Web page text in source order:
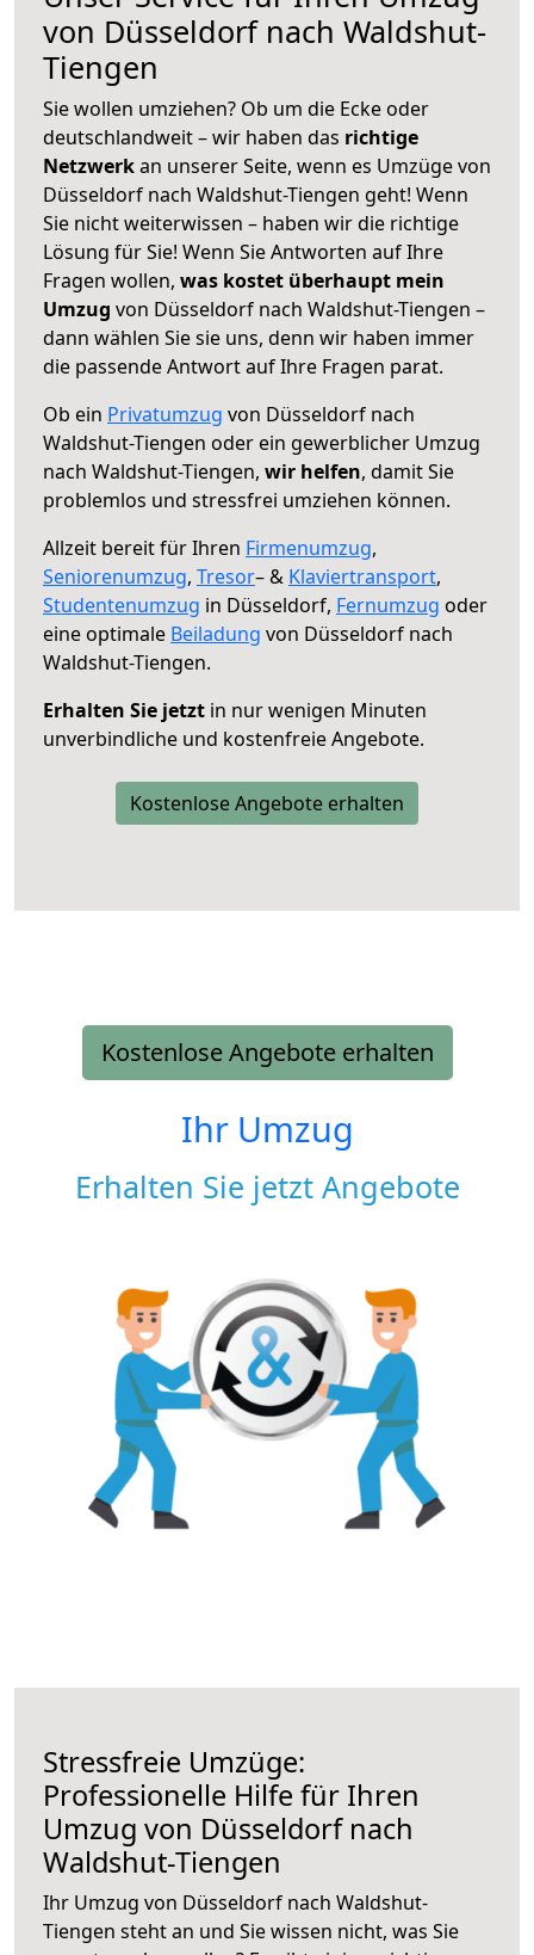
von Düsseldorf nach Waldshut-
Tiengen
Sie wollen umziehen? Ob um die Ecke oder
deutschlandweit – wir haben das richtige
Netzwerkan unserer Seite, wenn es Umzüge von
Düsseldorf nach Waldshut-Tiengen geht! Wenn
Sie nicht weiterwissen – haben wir die richtige
Lösung für Sie! Wenn Sie Antworten auf Ihre
Fragen wollen, was kostet überhaupt mein
Umzug von Düsseldorf nach Waldshut-Tiengen –
dann wählen Sie sie uns, denn wir haben immer
die passende Antwort auf Ihre Fragen parat.
Ob ein Privatumzug von Düsseldorf nach
Waldshut-Tiengen oder ein gewerblicher Umzug
nach Waldshut-Tiengen, wir helfen, damit Sie
problemlos und stressfrei umziehen können.
Allzeit bereit für Ihren Firmenumzug,
Seniorenumzug, Tresor– & Klaviertransport,
Studentenumzug in Düsseldorf, Fernumzug oder
eine optimale Beiladung von Düsseldorf nach
Waldshut-Tiengen.
Erhalten Sie jetzt in nur wenigen Minuten
unverbindliche und kostenfreie Angebote.
Kostenlose Angebote erhalten
Kostenlose Angebote erhalten
Ihr Umzug
Erhalten Sie jetzt Angebote
Stressfreie Umzüge:
Professionelle Hilfe für Ihren
Umzug von Düsseldorf nach
Waldshut-Tiengen
Ihr Umzug von Düsseldorf nach Waldshut-
Tiengen steht an und Sie wissen nicht, was Sie